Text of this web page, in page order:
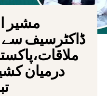
مشیر
ڈاکٹرسیف سے
درمیان